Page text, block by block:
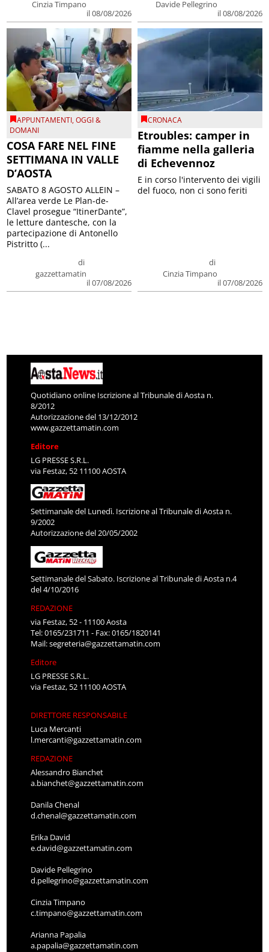
Cinzia Timpano
il 08/08/2026
Davide Pellegrino
il 08/08/2026
APPUNTAMENTI,OGGI &
DOMANI
COSA FARE NEL FINE
SETTIMANA IN VALLE
D’AOSTA
di
gazzettamatin
il 07/08/2026
SABATO 8 AGOSTO ALLEIN –
All’area verde Le Plan-de-
Clavel prosegue “ItinerDante”,
le letture dantesche, con la
partecipazione di Antonello
Pistritto (...
CRONACA
Etroubles: camper in
fiamme nella galleria
di Echevennoz
di
Cinzia Timpano
il 07/08/2026
E in corso l'intervento dei vigili
del fuoco, non ci sono feriti
Quotidiano online Iscrizione al Tribunale di Aosta n.
8/2012
Autorizzazione del 13/12/2012
www.gazzettamatin.com
Editore
LG PRESSE S.R.L.
via Festaz, 52 11100 AOSTA
Settimanale del Lunedì. Iscrizione al Tribunale di Aosta n.
9/2002
Autorizzazione del 20/05/2002
Settimanale del Sabato. Iscrizione al Tribunale di Aosta n.4
del 4/10/2016
REDAZIONE
via Festaz, 52 - 11100 Aosta
Tel: 0165/231711 - Fax: 0165/1820141
Mail:segreteria@gazzettamatin.com
Editore
LG PRESSE S.R.L.
via Festaz, 52 11100 AOSTA
DIRETTORE RESPONSABILE
Luca Mercanti
l.mercanti@gazzettamatin.com
REDAZIONE
Alessandro Bianchet
a.bianchet@gazzettamatin.com
Danila Chenal
d.chenal@gazzettamatin.com
Erika David
e.david@gazzettamatin.com
Davide Pellegrino
d.pellegrino@gazzettamatin.com
Cinzia Timpano
c.timpano@gazzettamatin.com
Arianna Papalia
a.papalia@gazzettamatin.com